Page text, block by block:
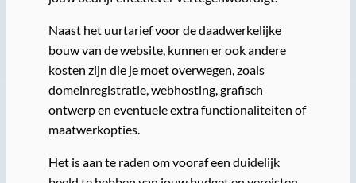
Naast het uurtarief voor de daadwerkelijke
bouw van de website, kunnen er ook andere
kosten zijn die je moet overwegen, zoals
domeinregistratie, webhosting, grafisch
ontwerp en eventuele extra functionaliteiten of
maatwerkopties.
Het is aan te raden om vooraf een duidelijk